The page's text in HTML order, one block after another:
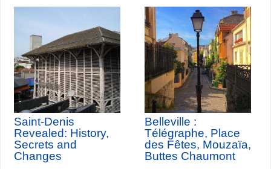
Saint-Denis
Revealed: History,
Secrets and
Changes
Belleville :
Télégraphe, Place
des Fêtes, Mouzaïa,
Buttes Chaumont